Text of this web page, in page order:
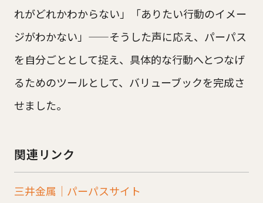
れがどれかわからない」「ありたい行動のイメー
ジがわかない」——そうした声に応え、パーパス
を自分ごととして捉え、具体的な行動へとつなげ
るためのツールとして、バリューブックを完成さ
せました。
関連リンク
三井金属｜パーパスサイト